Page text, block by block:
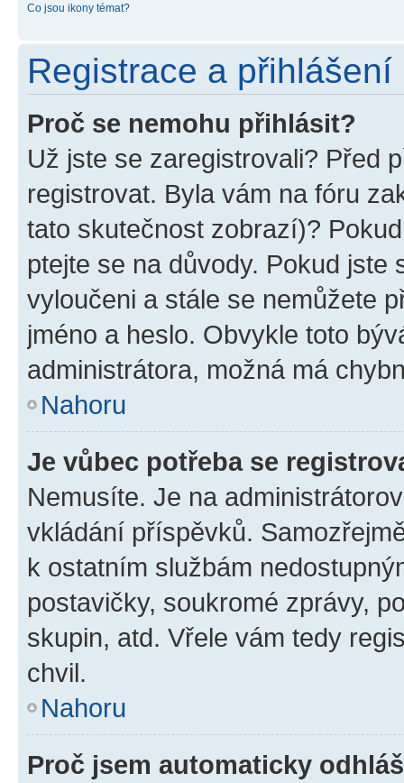
Co jsou ikony témat?
Registrace a přihlášení
Proč se nemohu přihlásit?
Už jste se zaregistrovali? Před
registrovat. Byla vám na fóru
tato skutečnost zobrazí)?
ptejte se na důvody. Pokud jste
vyloučeni a stále se nemůžete
jméno a heslo. Obvykle toto
administrátora, možná má
Nahoru
Je vůbec potřeba se
Nemusíte. Je na
vkládání příspěvků.
k ostatním službám
postavičky, soukromé zprávy,
skupin, atd. Vřele vám tedy
chvil.
Nahoru
Proč jsem automaticky